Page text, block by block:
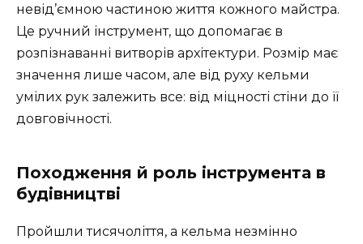
невід’ємною частиною життя кожного майстра.
Це ручний інструмент, що допомагає в
розпізнаванні витворів архітектури. Розмір має
значення лише часом, але від руху кельми
умілих рук залежить все: від міцності стіни до її
довговічності.
Походження й роль інструмента в
будівництві
Пройшли тисячоліття, а кельма незмінно